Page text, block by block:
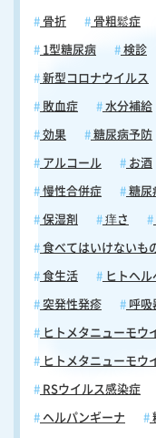
骨折 骨粗鬆症
1型糖尿病 検診
新型コロナウイルス
敗血症 水分補給
効果 糖尿病予防
アルコール お酒
慢性合併症 糖尿
保湿剤 痒さ
食べてはいけないも
食生活 ヒトヘ
突発性発疹 呼吸
ヒトメタニューモウ
ヒトメタニューモウ
RSウイルス感染症
ヘルパンギーナ